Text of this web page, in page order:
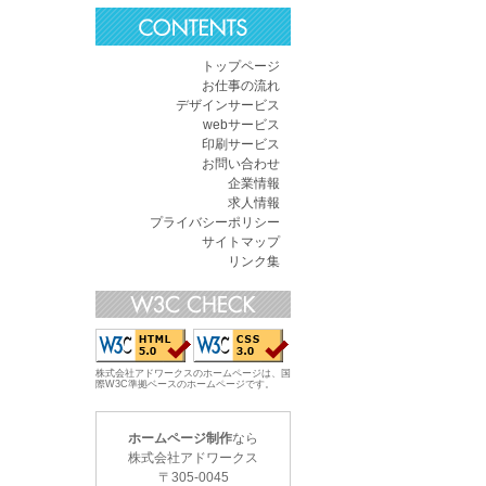
トップページ
お仕事の流れ
デザインサービス
webサービス
印刷サービス
お問い合わせ
企業情報
求人情報
プライバシーポリシー
サイトマップ
リンク集
株式会社アドワークスのホームページは、国
際W3C準拠ベースのホームページです。
ホームページ制作なら
株式会社アドワークス
〒 305-0045